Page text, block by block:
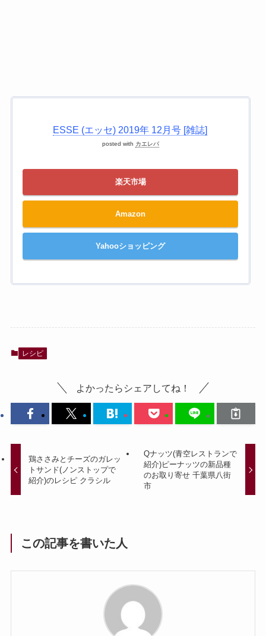
ESSE (エッセ) 2019年 12月号 [雑誌]
posted with カエレバ
楽天市場
Amazon
Yahooショッピング
レシピ
よかったらシェアしてね！
鶏ささみとチーズのガレッ
トサンド(ノンストップで
紹介)のレシピ クラシル
Qナッツ(青空レストランで
紹介)ピーナッツの新品種
のお取り寄せ 千葉県八街
市
この記事を書いた人